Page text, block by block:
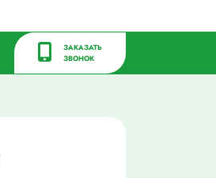
ЗАКАЗАТЬ
ЗВОНОК